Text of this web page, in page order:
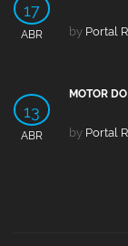
17
ABR by Portal
13
ABR
MOTOR
by Portal